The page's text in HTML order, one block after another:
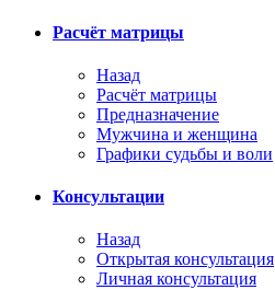
Расчёт матрицы
Назад
Расчёт матрицы
Предназначение
Мужчина и женщина
Графики судьбы и воли
Консультации
Назад
Открытая консультация
Личная консультация